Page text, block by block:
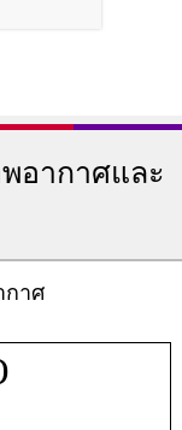
อากาศและ
าศ